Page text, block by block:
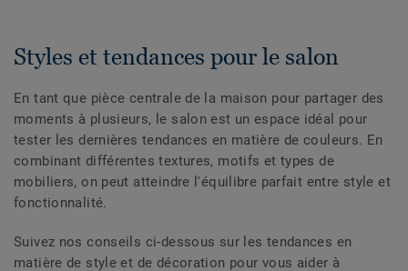
Styles et tendances pour le salon
En tant que pièce centrale de la maison pour partager des
moments à plusieurs, le salon est un espace idéal pour
tester les dernières tendances en matière de couleurs. En
combinant différentes textures, motifs et types de
mobiliers, on peut atteindre l'équilibre parfait entre style et
fonctionnalité.
Suivez nos conseils ci-dessous sur les tendances en
matière de style et de décoration pour vous aider à